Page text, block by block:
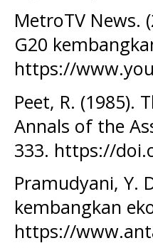
MetroTV News.
G20
https://
Peet, R.
Annals of the
333. https://
Pramudyani, Y.
kembangkan
https://